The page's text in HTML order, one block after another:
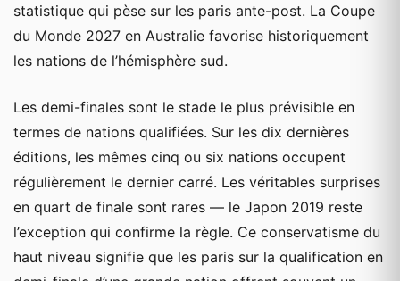
statistique qui pèse sur les paris ante-post. La Coupe
du Monde 2027 en Australie favorise historiquement
les nations de l’hémisphère sud.
Les demi-finales sont le stade le plus prévisible en
termes de nations qualifiées. Sur les dix dernières
éditions, les mêmes cinq ou six nations occupent
régulièrement le dernier carré. Les véritables surprises
en quart de finale sont rares — le Japon 2019 reste
l’exception qui confirme la règle. Ce conservatisme du
haut niveau signifie que les paris sur la qualification en